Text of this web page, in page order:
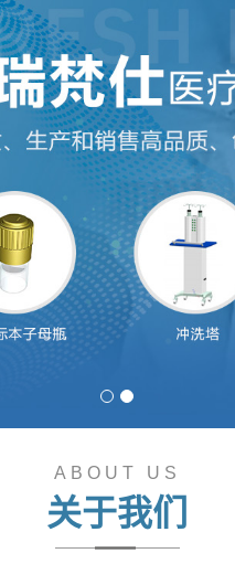
ABOUT US
关于我们